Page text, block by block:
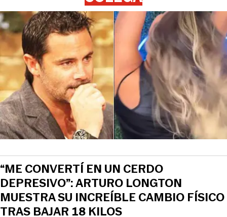
“ME CONVERTÍ EN UN CERDO
DEPRESIVO”: ARTURO LONGTON
MUESTRA SU INCREÍBLE CAMBIO FÍSICO
TRAS BAJAR 18 KILOS